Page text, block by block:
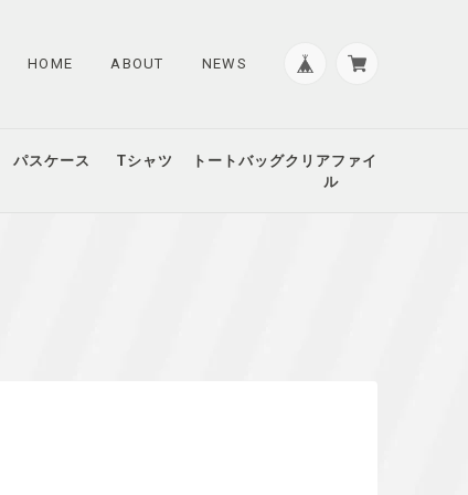
HOME ABOUT NEWS
パスケース Tシャツ トートバッグクリアファイ
ル